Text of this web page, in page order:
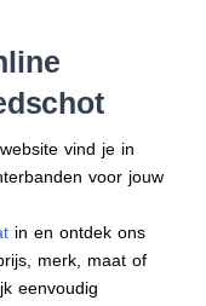
vind je in
voor jouw
in en ontdek ons
merk, maat of
eenvoudig